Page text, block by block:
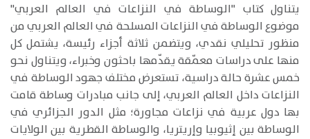
​يتناول كتاب "الوساطة في النزاعات في العالم العربي"
موضوع الوساطة في النزاعات المسلحة في العالم العربي من
منظور تحليلي نقدي، ويتضمن ثلاثة أجزاء رئيسة، يشتمل كل
منها على دراسات معمّقة يقدّمها باحثون وخبراء، ويتناول نحو
خمس عشرة حالة دراسية، تستعرض مختلف جهود الوساطة في
النزاعات داخل العالم العربي، إلى جانب مبادرات وساطة قامت
بها دول عربية في نزاعات مجاورة؛ مثل الدور الجزائري في
الوساطة بين إثيوبيا وإريتريا، والوساطة القطرية بين الولايات